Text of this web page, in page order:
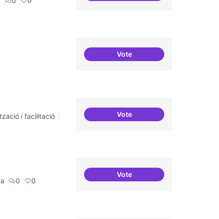
VoteConnectar repositori de
i facilitació
VoteIncubadora d'ILPs
0 0
VoteErasmus Canòdrom